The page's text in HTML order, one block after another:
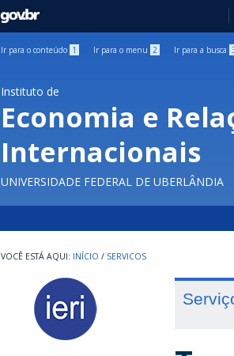
GOVBR
Ir para o conteúdo 1 Ir para o menu 2 Ir para a busca
Instituto de
Economia e
Internacionais
UNIVERSIDADE FEDERAL DE UBERLÂNDIA
INÍCIO / SERVICOS